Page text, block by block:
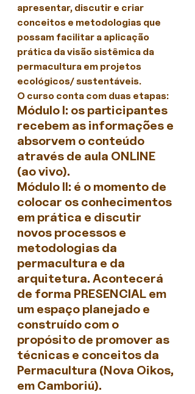
apresentar, discutir e criar
conceitos e metodologias que
possam facilitar a aplicação
prática da visão sistêmica da
permacultura em projetos
ecológicos/ sustentáveis.
O curso conta com duas etapas:
Módulo I: os participantes
recebem as informações e
absorvem o conteúdo
através de aula ONLINE
(ao vivo).
Módulo II: é o momento de
colocar os conhecimentos
em prática e discutir
novos processos e
metodologias da
permacultura e da
arquitetura. Acontecerá
de forma PRESENCIAL em
um espaço planejado e
construído com o
propósito de promover as
técnicas e conceitos da
Permacultura (Nova Oikos,
em Camboriú).